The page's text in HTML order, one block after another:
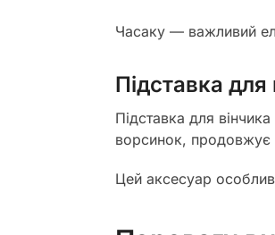
Часаку — важливий
Підставка для
Підставка для
ворсинок, продовжує
Цей аксесуар